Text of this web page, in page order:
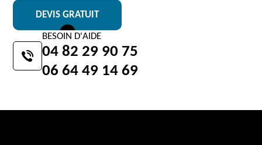
DEVIS GRATUIT
BESOIN D'AIDE
04 82 29 90 75
06 64 49 14 69